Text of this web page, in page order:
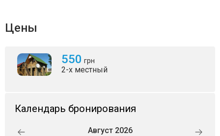
Цены
550 грн
2-х местный
Календарь бронирования
Август 2026